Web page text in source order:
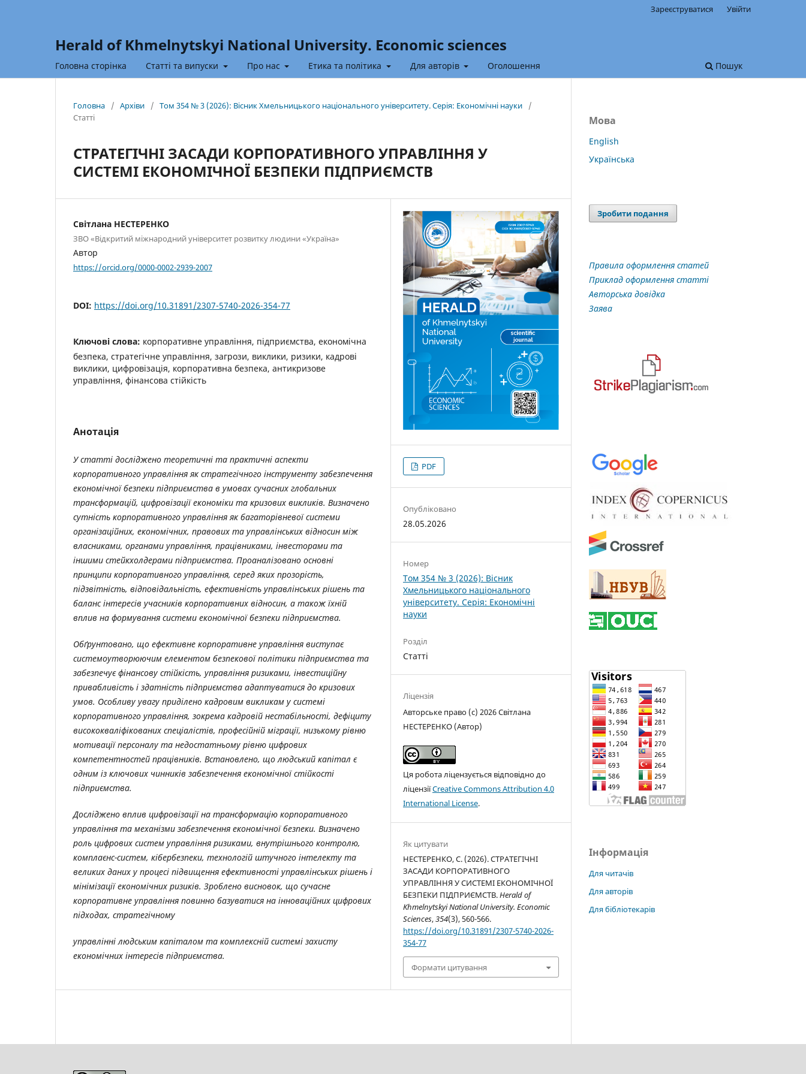
Herald of Khmelnytskyi National University. Economic sciences
Головна сторінка Статті та випуски Про нас Етика та політика Для авторів Оголошення Пошук
Зареєструватися Увійти
Головна / Архіви / Том 354 № 3 (2026): Вісник Хмельницького національного університету. Серія: Економічні науки
/
Статті
СТРАТЕГІЧНІ ЗАСАДИ КОРПОРАТИВНОГО УПРАВЛІННЯ У
СИСТЕМІ ЕКОНОМІЧНОЇ БЕЗПЕКИ ПІДПРИЄМСТВ
Світлана НЕСТЕРЕНКО
ЗВО «Відкритий міжнародний університет розвитку людини «Україна»
Автор
https://orcid.org/0000-0002-2939-2007
DOI: https://doi.org/10.31891/2307-5740-2026-354-77
Ключові слова: корпоративне управління, підприємства, економічна
безпека, стратегічне управління, загрози, виклики, ризики, кадрові
виклики, цифровізація, корпоративна безпека, антикризове
управління, фінансова стійкість
Анотація
У статті досліджено теоретичні та практичні аспекти
корпоративного управління як стратегічного інструменту забезпечення
економічної безпеки підприємства в умовах сучасних глобальних
трансформацій, цифровізації економіки та кризових викликів. Визначено
сутність корпоративного управління як багаторівневої системи
організаційних, економічних, правових та управлінських відносин між
власниками, органами управління, працівниками, інвесторами та
іншими стейкхолдерами підприємства. Проаналізовано основні
принципи корпоративного управління, серед яких прозорість,
підзвітність, відповідальність, ефективність управлінських рішень та
баланс інтересів учасників корпоративних відносин, а також їхній
вплив на формування системи економічної безпеки підприємства.
Обґрунтовано, що ефективне корпоративне управління виступає
системоутворюючим елементом безпекової політики підприємства та
забезпечує фінансову стійкість, управління ризиками, інвестиційну
привабливість і здатність підприємства адаптуватися до кризових
умов. Особливу увагу приділено кадровим викликам у системі
корпоративного управління, зокрема кадровій нестабільності, дефіциту
висококваліфікованих спеціалістів, професійній міграції, низькому рівню
мотивації персоналу та недостатньому рівню цифрових
компетентностей працівників. Встановлено, що людський капітал є
одним із ключових чинників забезпечення економічної стійкості
підприємства.
Досліджено вплив цифровізації на трансформацію корпоративного
управління та механізми забезпечення економічної безпеки. Визначено
роль цифрових систем управління ризиками, внутрішнього контролю,
комплаєнс-систем, кібербезпеки, технологій штучного інтелекту та
великих даних у процесі підвищення ефективності управлінських рішень і
мінімізації економічних ризиків. Зроблено висновок, що сучасне
корпоративне управління повинно базуватися на інноваційних цифрових
підходах, стратегічному
управлінні людським капіталом та комплексній системі захисту
економічних інтересів підприємства.
PDF
Опубліковано
28.05.2026
Номер
Том 354 № 3 (2026): Вісник
Хмельницького національного
університету. Серія: Економічні
науки
Розділ
Статті
Ліцензія
Авторське право (c) 2026 Світлана
НЕСТЕРЕНКО (Автор)
Ця робота ліцензується відповідно до
ліцензіїCreative Commons Attribution 4.0
International License.
Як цитувати
НЕСТЕРЕНКО, С. (2026). СТРАТЕГІЧНІ
ЗАСАДИ КОРПОРАТИВНОГО
УПРАВЛІННЯ У СИСТЕМІ ЕКОНОМІЧНОЇ
БЕЗПЕКИ ПІДПРИЄМСТВ.Herald of
Khmelnytskyi National University. Economic
Sciences,354(3), 560-566.
https://doi.org/10.31891/2307-5740-2026-
354-77
Формати цитування
Мова
English
Українська
Зробити подання
Правила оформлення статей
Приклад оформлення статті
Авторська довідка
Заява
Інформація
Для читачів
Для авторів
Для бібліотекарів